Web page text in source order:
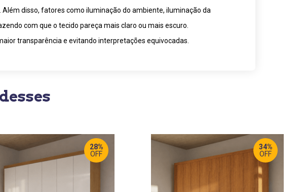
disso, fatores como iluminação do ambiente, iluminação da
com que o tecido pareça mais claro ou mais escuro.
transparência e evitando interpretações equivocadas.
28%
OFF
34%
OFF